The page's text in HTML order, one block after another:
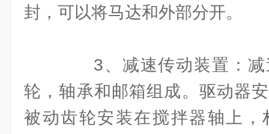
封，可以将马达和外部分开。
3、减速传动装置：减
轮，轴承和邮箱组成。驱动器
被动齿轮安装在搅拌器轴上，